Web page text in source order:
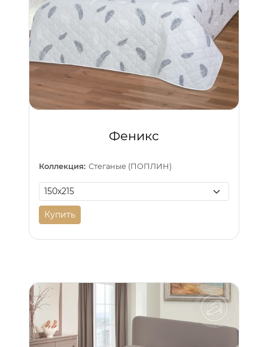
Феникс
Коллекция: Стеганые (ПОПЛИН)
Купить